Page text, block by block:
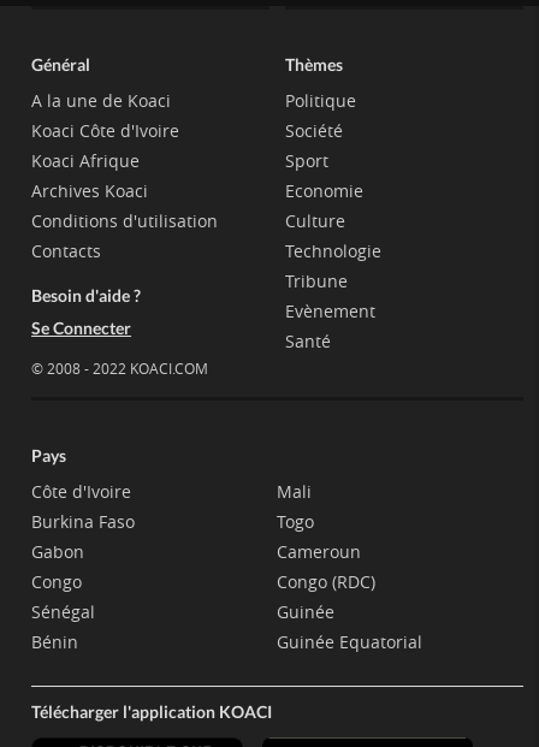
Général
A la une de Koaci
Koaci Côte d'Ivoire
Koaci Afrique
Archives Koaci
Conditions d'utilisation
Contacts
Besoin d'aide ?
Se Connecter
© 2008 - 2022 KOACI.COM
Thèmes
Politique
Société
Sport
Economie
Culture
Technologie
Tribune
Evènement
Santé
Pays
Côte d'Ivoire
Burkina Faso
Gabon
Congo
Sénégal
Bénin
Mali
Togo
Cameroun
Congo (RDC)
Guinée
Guinée Equatorial
Télécharger l'application KOACI